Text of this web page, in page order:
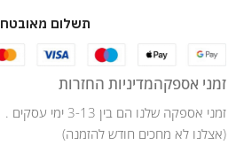
תשלום מאובטח
זמני אספקהמדיניות החזרות
זמני אספקה שלנו הם בין 3-13 ימי עסקים .
(אצלנו לא מחכים חודש להזמנה)